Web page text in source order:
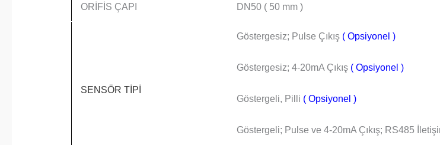
ORİFİS ÇAPI DN50 ( 50 mm )
SENSÖR TİPİ
Göstergesiz; Pulse Çıkış ( Opsiyonel )
Göstergesiz; 4-20mA Çıkış ( Opsiyonel )
Göstergeli, Pilli ( Opsiyonel )
Göstergeli; Pulse ve 4-20mA Çıkış; RS485